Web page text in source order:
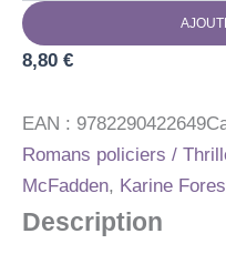
LA
PROF
8,80 €
EAN : 9782290422649
Romans policiers /
McFadden, Karine
Description